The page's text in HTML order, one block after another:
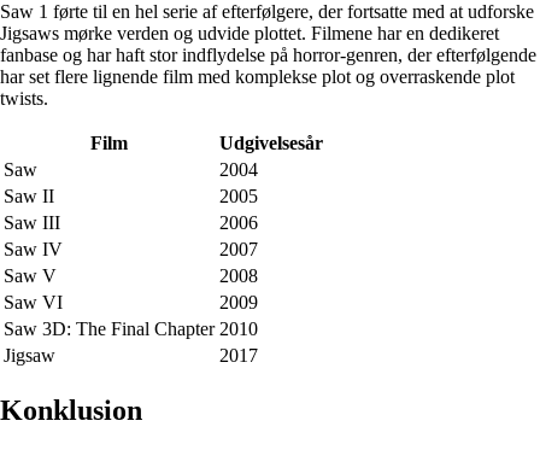
Saw 1 førte til en hel serie af efterfølgere, der fortsatte med at udforske
Jigsaws mørke verden og udvide plottet. Filmene har en dedikeret
fanbase og har haft stor indflydelse på horror-genren, der efterfølgende
har set flere lignende film med komplekse plot og overraskende plot
twists.
Film
Udgivelsesår
Saw
2004
Saw II
2005
Saw III
2006
Saw IV
2007
Saw V
2008
Saw VI
2009
Saw 3D: The Final Chapter 2010
Jigsaw
2017
Konklusion